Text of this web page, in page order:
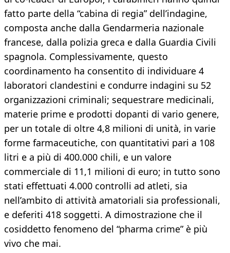
fatto parte della “cabina di regia” dell’indagine,
composta anche dalla Gendarmeria nazionale
francese, dalla polizia greca e dalla Guardia Civili
spagnola. Complessivamente, questo
coordinamento ha consentito di individuare 4
laboratori clandestini e condurre indagini su 52
organizzazioni criminali; sequestrare medicinali,
materie prime e prodotti dopanti di vario genere,
per un totale di oltre 4,8 milioni di unità, in varie
forme farmaceutiche, con quantitativi pari a 108
litri e a più di 400.000 chili, e un valore
commerciale di 11,1 milioni di euro; in tutto sono
stati effettuati 4.000 controlli ad atleti, sia
nell’ambito di attività amatoriali sia professionali,
e deferiti 418 soggetti. A dimostrazione che il
cosiddetto fenomeno del “pharma crime” è più
vivo che mai.